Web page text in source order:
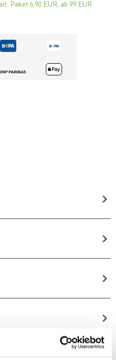
Paket 6,90 EUR, ab 99 EUR